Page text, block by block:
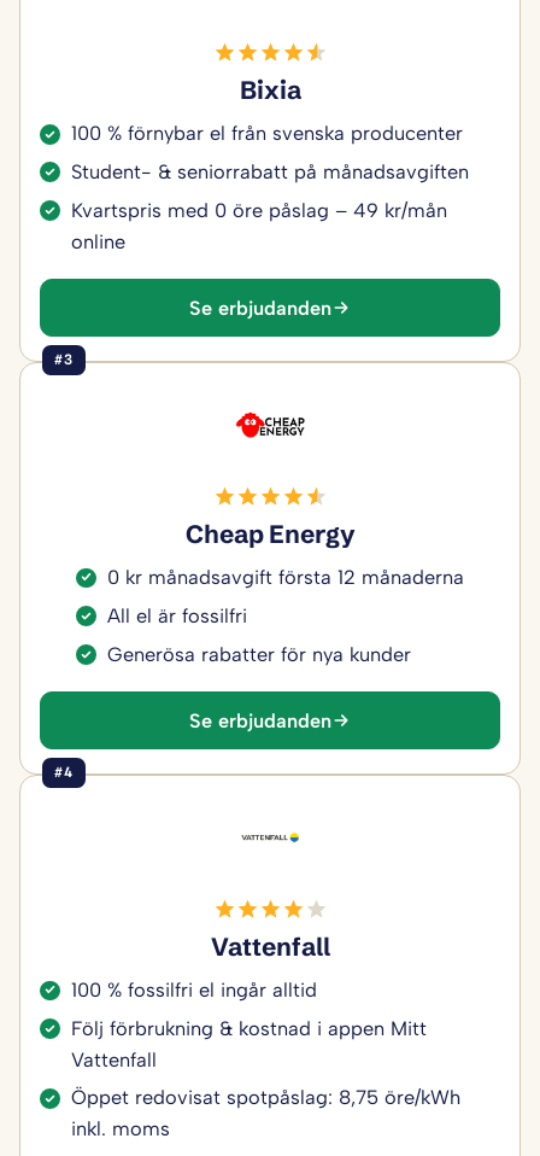
Bixia
100 % förnybar el från svenska producenter
Student- & seniorrabatt på månadsavgiften
Kvartspris med 0 öre påslag – 49 kr/mån
online
Se erbjudanden
#3
Cheap Energy
0 kr månadsavgift första 12 månaderna
All el är fossilfri
Generösa rabatter för nya kunder
Se erbjudanden
#4
Vattenfall
100 % fossilfri el ingår alltid
Följ förbrukning & kostnad i appen Mitt
Vattenfall
Öppet redovisat spotpåslag: 8,75 öre/kWh
inkl. moms